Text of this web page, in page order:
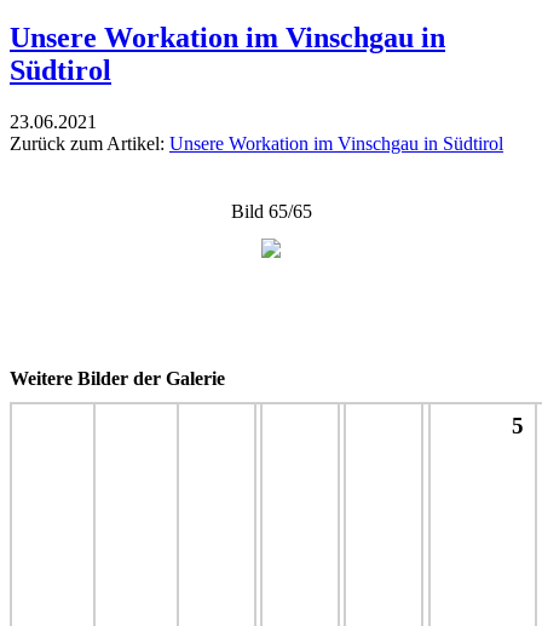
Unsere Workation im Vinschgau in
Südtirol
23.06.2021
Zurück zum Artikel: Unsere Workation im Vinschgau in Südtirol
Bild 65/65
Weitere Bilder der Galerie
5